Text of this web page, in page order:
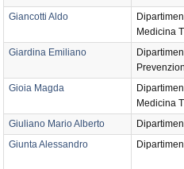
Giancotti Aldo
Medicina
Giardina Emiliano
Gioia Magda
Medicina
Giuliano Mario Alberto
Giunta Alessandro